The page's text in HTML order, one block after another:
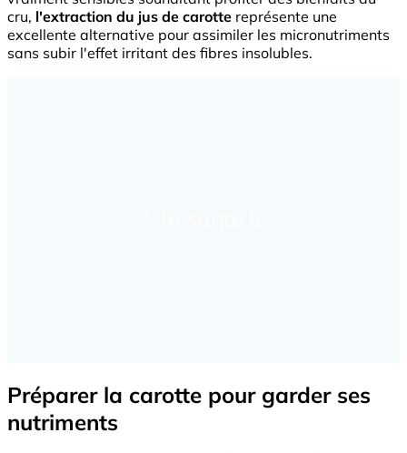
cru, l'extraction du jus de carotte représente une
excellente alternative pour assimiler les micronutriments
sans subir l'effet irritant des fibres insolubles.
Préparer la carotte pour garder ses
nutriments